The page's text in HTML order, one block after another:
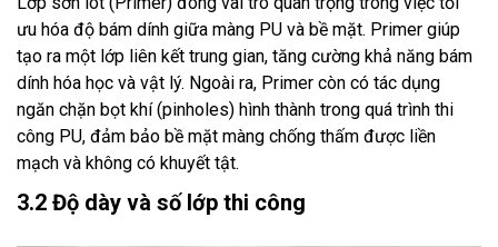
ưu hóa độ bám dính giữa màng PU và bề mặt. Primer giúp
tạo ra một lớp liên kết trung gian, tăng cường khả năng bám
dính hóa học và vật lý. Ngoài ra, Primer còn có tác dụng
ngăn chặn bọt khí (pinholes) hình thành trong quá trình thi
công PU, đảm bảo bề mặt màng chống thấm được liền
mạch và không có khuyết tật.
3.2 Độ dày và số lớp thi công